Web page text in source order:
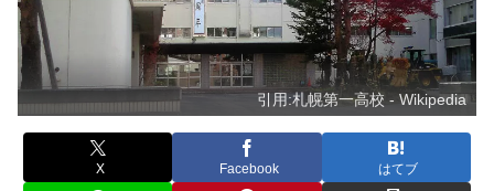
引用:札幌第一高校 - Wikipedia
X Facebook はてブ